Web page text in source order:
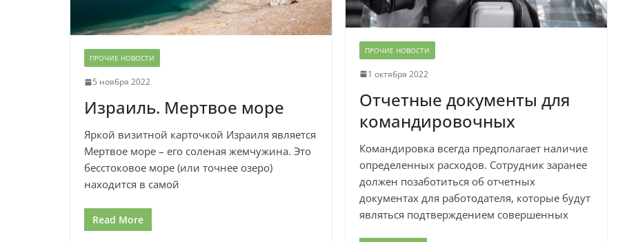
ПРОЧИЕ НОВОСТИ
5 ноября 2022
Израиль. Мертвое море
Яркой визитной карточкой Израиля является
Мертвое море – его соленая жемчужина. Это
бесстоковое море (или точнее озеро)
находится в самой
Read More
ПРОЧИЕ НОВОСТИ
1 октября 2022
Отчетные документы для
командировочных
Командировка всегда предполагает наличие
определенных расходов. Сотрудник заранее
должен позаботиться об отчетных
документах для работодателя, которые будут
являться подтверждением совершенных